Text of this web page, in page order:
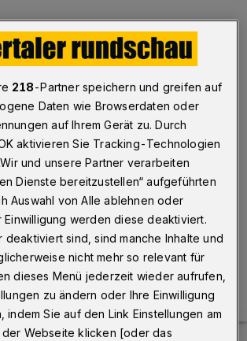
die Bergbahn
FDP-Ortsverband Wuppertal-Ost
zur Reaktivierung der Barmer
trafen sich mit Mitgliedern des
Bergbahn" — und ließen sich die Ideen
und die dazugehörige
vorstellen.
Uhr Eine Minute Lesezeit
218-Partner speichern und greifen auf
Daten wie Browserdaten oder
auf Ihrem Gerät zu. Durch
aktivieren Sie Tracking-Technologien
und unsere Partner verarbeiten
Dienste bereitzustellen“ aufgeführten
Auswahl von Alle ablehnen oder
Einwilligung werden diese deaktiviert.
deaktiviert sind, sind manche Inhalte und
nicht mehr so relevant für
dieses Menü jederzeit wieder aufrufen,
zu ändern oder Ihre Einwilligung
indem Sie auf den Link Einstellungen am
der Webseite klicken [oder das